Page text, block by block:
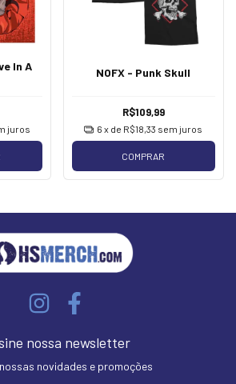
In A
juros
NOFX - Punk Skull
R$109,99
6 x de R$18,33 sem juros
COMPRAR
nossa newsletter
novidades e promoções